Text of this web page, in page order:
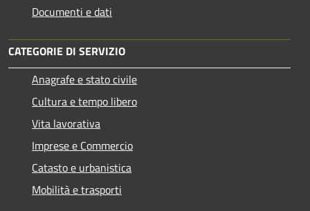
Documenti e dati
CATEGORIE DI SERVIZIO
Anagrafe e stato civile
Cultura e tempo libero
Vita lavorativa
Imprese e Commercio
Catasto e urbanistica
Mobilità e trasporti